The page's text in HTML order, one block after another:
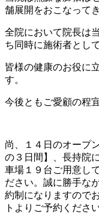
舗展開をおこなって
全院において院長は
ち同時に施術者とし
皆様の健康のお役に
す。
今後ともご愛顧の程
尚、１４日のオープ
の３日間】、長持院
車場１９台ご用意し
ださい。誠に勝手な
約制になりますので
トよりご予約ください